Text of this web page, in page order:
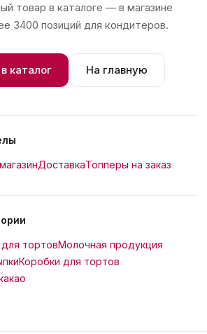
товар в каталоге — в магазине
3400 позиций для кондитеров.
каталог На главную
ДоставкаТопперы на заказ
тортовМолочная продукция
Коробки для тортов